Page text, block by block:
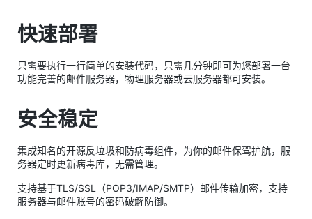
快速部署
只需要执行一行简单的安装代码，只需几分钟即可为您部署一台
功能完善的邮件服务器，物理服务器或云服务器都可安装。
安全稳定
集成知名的开源反垃圾和防病毒组件，为你的邮件保驾护航，服
务器定时更新病毒库，无需管理。
支持基于TLS/SSL（POP3/IMAP/SMTP）邮件传输加密，支持
服务器与邮件账号的密码破解防御。